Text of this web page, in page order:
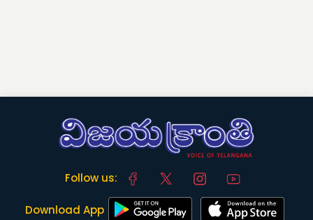
Follow us:
Download App